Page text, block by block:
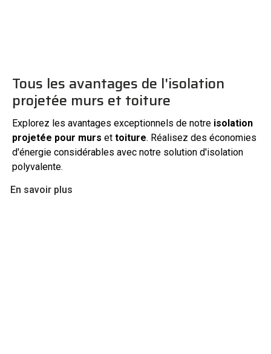
Tous les avantages de l'isolation
projetée murs et toiture
Explorez les avantages exceptionnels de notre isolation
projetée pour murs et toiture. Réalisez des économies
d'énergie considérables avec notre solution d'isolation
polyvalente.
En savoir plus